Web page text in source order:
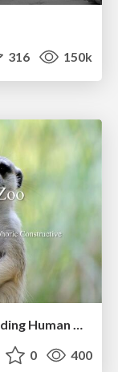
316 150k
The Organizational Zoo: Understanding Human Behavior Agility Through Metaphoric Constructive Conversations (based on the works of Arthur Shelley, Ph.D)
0 400